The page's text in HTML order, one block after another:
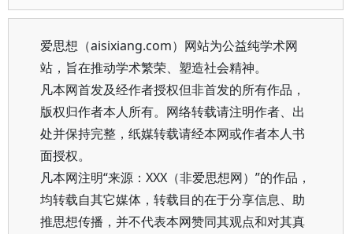
爱思想（aisixiang.com）网站为公益纯学术网
站，旨在推动学术繁荣、塑造社会精神。
凡本网首发及经作者授权但非首发的所有作品，
版权归作者本人所有。网络转载请注明作者、出
处并保持完整，纸媒转载请经本网或作者本人书
面授权。
凡本网注明“来源：XXX（非爱思想网）”的作品，
均转载自其它媒体，转载目的在于分享信息、助
推思想传播，并不代表本网赞同其观点和对其真